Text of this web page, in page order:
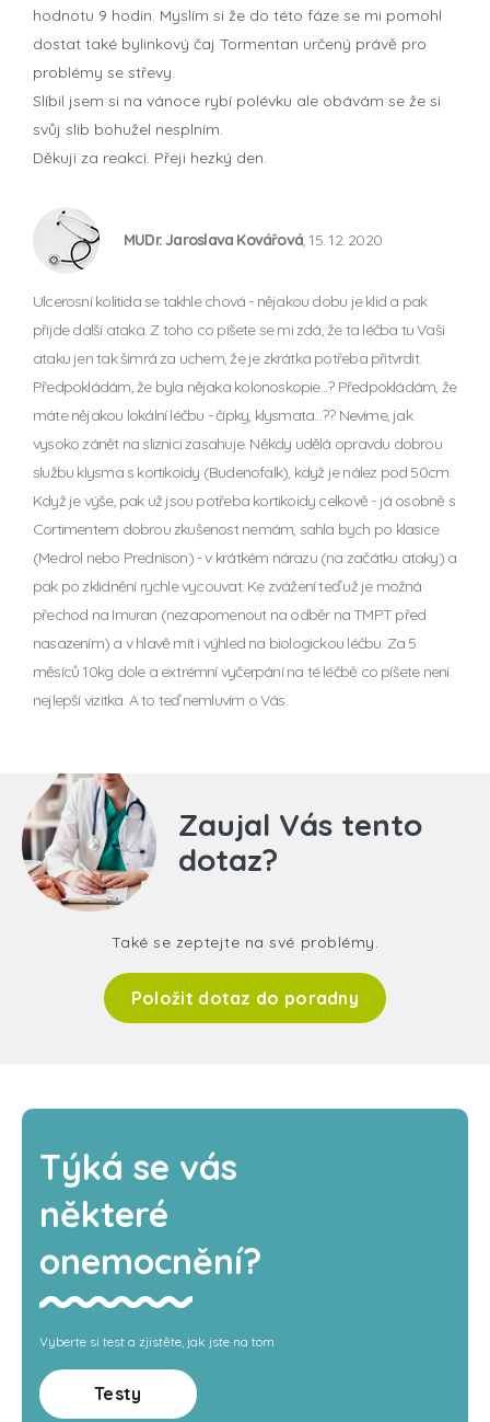
hodnotu 9 hodin. Myslím si že do této fáze se mi pomohl
dostat také bylinkový čaj Tormentan určený právě pro
problémy se střevy.
Slíbil jsem si na vánoce rybí polévku ale obávám se že si
svůj slib bohužel nesplním.
Děkuji za reakci. Přeji hezký den.
MUDr. Jaroslava Kovářová, 15. 12. 2020
Ulcerosní kolitida se takhle chová - nějakou dobu je klid a pak
přijde další ataka. Z toho co píšete se mi zdá, že ta léčba tu Vaši
ataku jen tak šimrá za uchem, že je zkrátka potřeba přitvrdit.
Předpokládám, že byla nějaka kolonoskopie...? Předpokládám, že
máte nějakou lokální léčbu - čípky, klysmata...?? Nevíme, jak
vysoko zánět na sliznici zasahuje. Někdy udělá opravdu dobrou
službu klysma s kortikoidy (Budenofalk), když je nález pod 50cm.
Když je výše, pak už jsou potřeba kortikoidy celkově - já osobně s
Cortimentem dobrou zkušenost nemám, sahla bych po klasice
(Medrol nebo Prednison) - v krátkém nárazu (na začátku ataky) a
pak po zklidnění rychle vycouvat. Ke zvážení teď už je možná
přechod na Imuran (nezapomenout na odběr na TMPT před
nasazením) a v hlavě mít i výhled na biologickou léčbu. Za 5
měsíců 10kg dole a extrémní vyčerpání na té léčbě co píšete není
nejlepší vizitka. A to teď nemluvím o Vás.
Zaujal Vás tento
dotaz?
Také se zeptejte na své problémy.
Položit dotaz do poradny
Týká se vás
některé
onemocnění?
Vyberte si test a zjistěte, jak jste na tom
Testy